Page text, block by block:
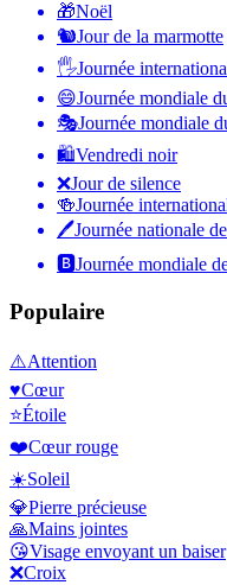
🎁Noël
🐿Jour de la marmotte
🖐Journée
😄Journée mondiale
🎭Journée mondiale
🛍Vendredi noir
❌Jour de silence
🍻Journée
🖊Journée nationale
🅱️Journée mondiale
Populaire
⚠️Attention
♥️Cœur
⭐Étoile
❤️Cœur rouge
☀️Soleil
💎Pierre précieuse
🙏Mains jointes
😘Visage envoyant un baiser
❌Croix